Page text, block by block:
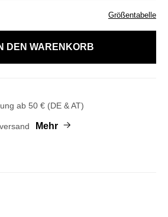
Größentabelle
DEN WARENKORB
ab 50 € (DE & AT)
Mehr